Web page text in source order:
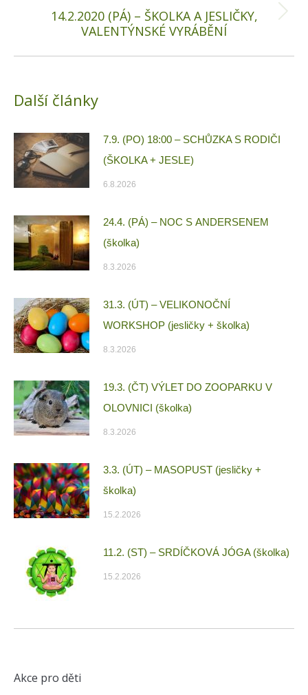
Next
14.2.2020 (PÁ) – ŠKOLKA A JESLIČKY,
VALENTÝNSKÉ VYRÁBĚNÍ
Další články
7.9. (PO) 18:00 – SCHŮZKA S RODIČI
(ŠKOLKA + JESLE)
6.8.2026
24.4. (PÁ) – NOC S ANDERSENEM
(školka)
8.3.2026
31.3. (ÚT) – VELIKONOČNÍ
WORKSHOP (jesličky + školka)
8.3.2026
19.3. (ČT) VÝLET DO ZOOPARKU V
OLOVNICI (školka)
8.3.2026
3.3. (ÚT) – MASOPUST (jesličky +
školka)
15.2.2026
11.2. (ST) – SRDÍČKOVÁ JÓGA (školka)
15.2.2026
Akce pro děti